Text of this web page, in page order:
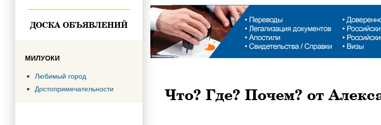
ДОСКА ОБЪЯВЛЕНИЙ
МИЛУОКИ
Любимый город
Достопримечательности
Что? Где? Почем? от